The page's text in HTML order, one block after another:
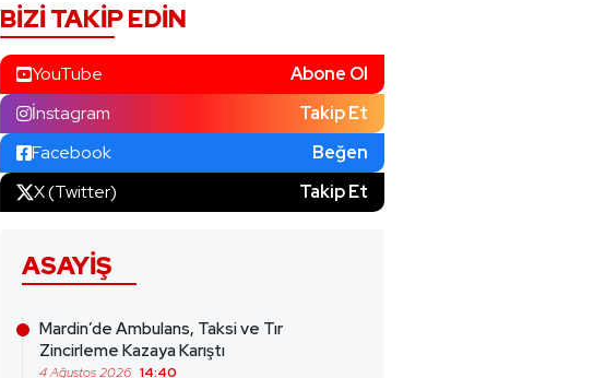
BIZI TAKIP EDIN
YouTube
Abone Ol
İnstagram
Takip Et
Facebook
Beğen
X (Twitter)
Takip Et
ASAYIŞ
Mardin’de Ambulans, Taksi ve Tır
Zincirleme Kazaya Karıştı
4 Ağustos 2026 14:40